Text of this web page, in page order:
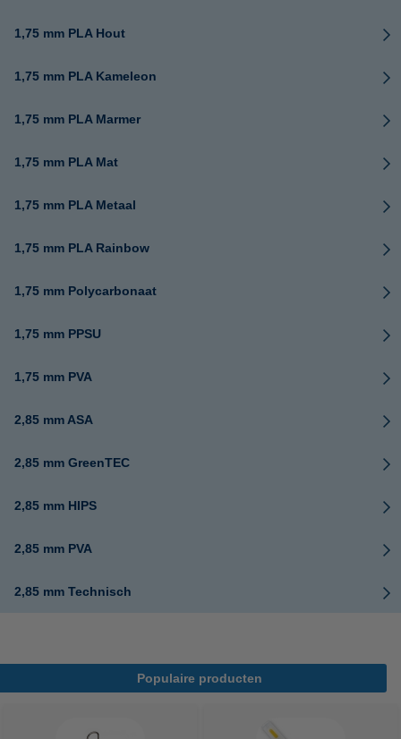
1,75 mm PLA Hout
1,75 mm PLA Kameleon
1,75 mm PLA Marmer
1,75 mm PLA Mat
1,75 mm PLA Metaal
1,75 mm PLA Rainbow
1,75 mm Polycarbonaat
1,75 mm PPSU
1,75 mm PVA
2,85 mm ASA
2,85 mm GreenTEC
2,85 mm HIPS
2,85 mm PVA
2,85 mm Technisch
Populaire producten